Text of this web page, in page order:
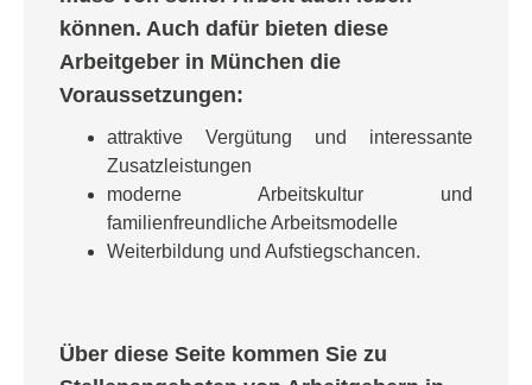
Über diese Seite kommen Sie zu
können. Auch dafür bieten diese
Arbeitgeber in München die
Voraussetzungen:
attraktive Vergütung und interessante
Zusatzleistungen
moderne Arbeitskultur und
familienfreundliche Arbeitsmodelle
Weiterbildung und Aufstiegschancen.